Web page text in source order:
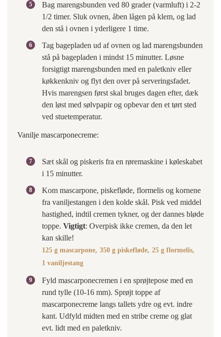
Bag marengsbunden ved 80 grader (varmluft) i 2-2
1/2 timer. Sluk ovnen, åben lågen på klem, og lad
den stå i ovnen i yderligere 1 time.
Tag bagepladen ud af ovnen og lad marengsbunden
stå på bagepladen i mindst 15 minutter. Løsne
forsigtigt marengsbunden med en paletkniv eller
køkkenkniv og flyt den over på serveringsfadet.
Hvis marengsen først skal bruges dagen efter, dæk
den løst med sølvpapir og opbevar den et tørt sted
ved stuetemperatur.
Vanilje mascarponecreme:
Sæt skål og piskeris fra en røremaskine i køleskabet
i 15 minutter.
Kom mascarpone, piskefløde, flormelis og kornene
fra vaniljestangen i den kolde skål. Pisk ved middel
hastighed, indtil cremen tykner, og der dannes bløde
toppe. Vigtigt: Overpisk ikke cremen, da den let
kan skille!
125 g mascarpone, 350 g piskefløde, 25 g flormelis,
1 vaniljestang
Fyld mascarponecremen i en sprøjtepose med en
rund tylle (10-16 mm). Sprøjt toppe af
mascarponecreme langs tallets ydre og evt. indre
kant. Udfyld midten med en stribe creme og glat
evt. lidt med en paletkniv.